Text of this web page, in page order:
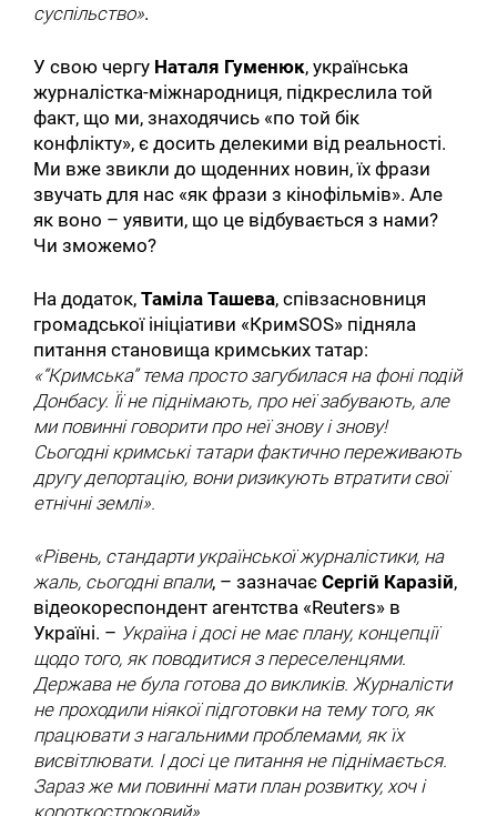
суспільство».
У свою чергу Наталя Гуменюк, українська
журналістка-міжнародниця, підкреслила той
факт, що ми, знаходячись «по той бік
конфлікту», є досить делекими від реальності.
Ми вже звикли до щоденних новин, їх фрази
звучать для нас «як фрази з кінофільмів». Але
як воно – уявити, що це відбувається з нами?
Чи зможемо?
На додаток,Таміла Ташева, співзасновниця
громадської ініціативи «КримSOS» підняла
питання становища кримських татар:
«“Кримська” тема просто загубилася на фоні подій
Донбасу. Її не піднімають, про неї забувають, але
ми повинні говорити про неї знову і знову!
Сьогодні кримські татари фактично переживають
другу депортацію, вони ризикують втратити свої
етнічні землі».
«Рівень, стандарти української журналістики, на
жаль, сьогодні впали, – зазначаєСергій Каразій,
відеокореспондент агентства «Reuters» в
Україні. – Україна і досі не має плану, концепції
щодо того, як поводитися з переселенцями.
Держава не була готова до викликів. Журналісти
не проходили ніякої підготовки на тему того, як
працювати з нагальними проблемами, як їх
висвітлювати. І досі це питання не піднімається.
Зараз же ми повинні мати план розвитку, хоч і